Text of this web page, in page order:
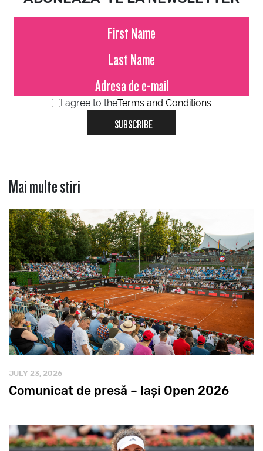
I agree to theTerms and Conditions
SUBSCRIBE
Mai multe stiri
JULY 23, 2026
Comunicat de presă – Iași Open 2026